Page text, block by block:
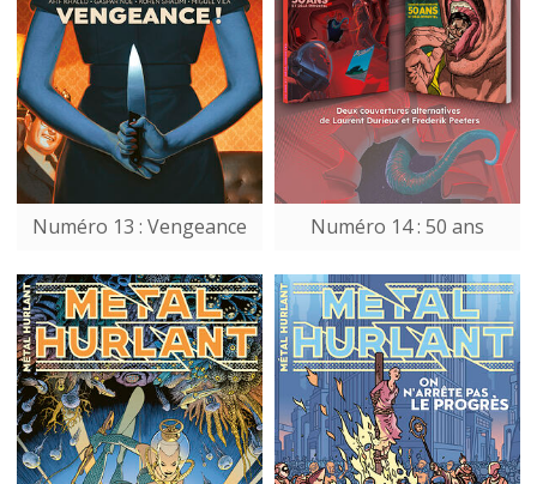
Numéro 13 : Vengeance Numéro 14 : 50 ans